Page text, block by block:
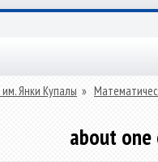
Янки Купалы »
about one